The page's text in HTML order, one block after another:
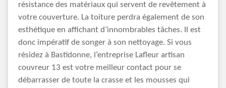
résistance des matériaux qui servent de revêtement à
votre couverture. La toiture perdra également de son
esthétique en affichant d’innombrables tâches. Il est
donc impératif de songer à son nettoyage. Si vous
résidez à Bastidonne, l’entreprise Lafleur artisan
couvreur 13 est votre meilleur contact pour se
débarrasser de toute la crasse et les mousses qui